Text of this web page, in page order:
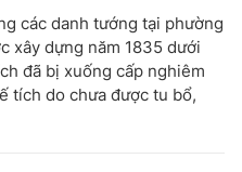
các danh tướng tại phường
xây dựng năm 1835 dưới
đã bị xuống cấp nghiêm
tích do chưa được tu bổ,